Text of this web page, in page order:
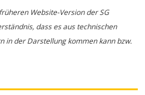
Website-Version der SG
dass es aus technischen
in der Darstellung kommen kann bzw.